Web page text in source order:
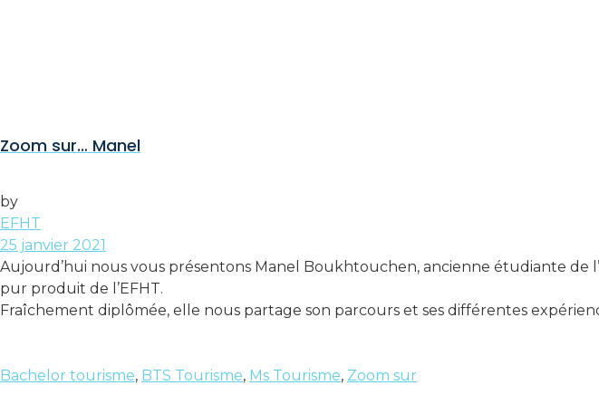
Zoom sur… Manel
by
EFHT
25 janvier 2021
Aujourd’hui nous vous présentons Manel Boukhtouchen, ancienne étudiante de
pur produit de l’EFHT.
Fraîchement diplômée, elle nous partage son parcours et ses différentes
Bachelor tourisme, BTS Tourisme, Ms Tourisme, Zoom sur